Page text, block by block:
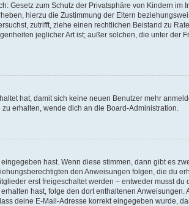
Gesetz zum Schutz der Privatsphäre von Kindern
hierzu die Zustimmung der Eltern
zutrifft, ziehe einen rechtlichen Beistand zu
jeglicher Art ist; außer solchen, die unter der
hat, damit sich keine neuen Benutzer mehr
erhalten, wende dich an die Board-Administration.
hast. Wenn diese stimmen, dann gibt es
den Anweisungen folgen, die du
erst freigeschaltet werden – entweder musst
hast, folge den dort enthaltenen
deine E-Mail-Adresse korrekt eingegeben wurde,